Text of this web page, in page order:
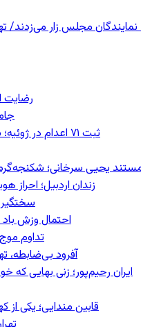
می‌زدند/ تهران در آتش؛ ۳۰ تیر ۱۳۳۱ میدان
رضایت
ثبت ۷۱ اعدام در ژوئیه؛ شمار اعدام‌ها در سال ۲۰۲۶ به دست‌کم ۴۴۴ نفر رسید
یحیی سرخانی؛
زندان اردبیل؛ احراز هویت ۵۴ شهروند بازداشت‌شده در اعتراضات
احتمال وزش
تداوم موج گرما
آفرود بی‌ضابطه،
ایران رحیم‌پور؛ زنی بهایی که
قابین مندایی؛ یکی از